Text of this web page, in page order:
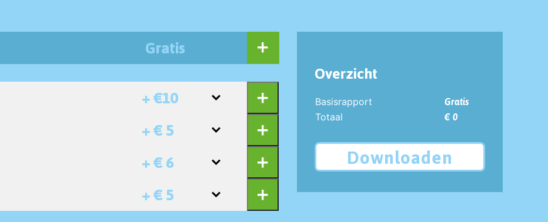
Gratis
+ €10
+ € 5
+ € 6
+ € 5
Overzicht
Basisrapport
Gratis
Totaal
€ 0
Downloaden